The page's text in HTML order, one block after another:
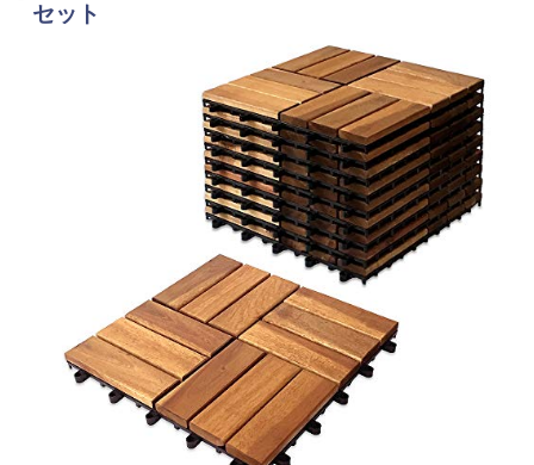
セット